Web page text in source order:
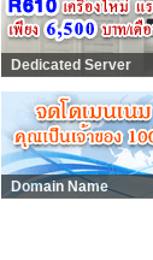
Dedicated Server
Domain Name